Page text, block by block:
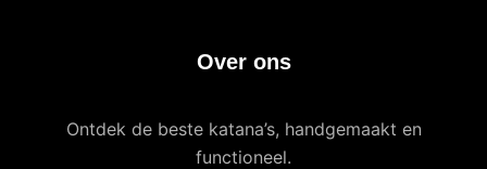
Over ons
Ontdek de beste katana’s, handgemaakt en
functioneel.